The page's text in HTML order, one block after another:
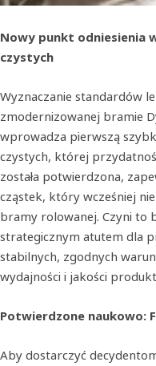
Nowy punkt odniesienia
czystych
Wyznaczanie standardów
zmodernizowanej bramie
wprowadza pierwszą
czystych, której
została potwierdzona,
cząstek, który wcześniej
bramy rolowanej. Czyni to
strategicznym atutem dla
stabilnych, zgodnych
wydajności i jakości
Potwierdzone naukowo:
Aby dostarczyć